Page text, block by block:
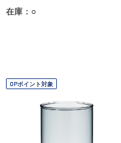
在庫：○
OPポイント対象